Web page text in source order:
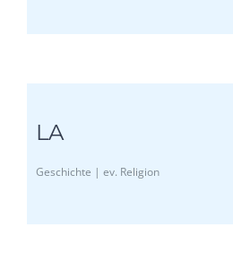
LA
Geschichte | ev. Religion